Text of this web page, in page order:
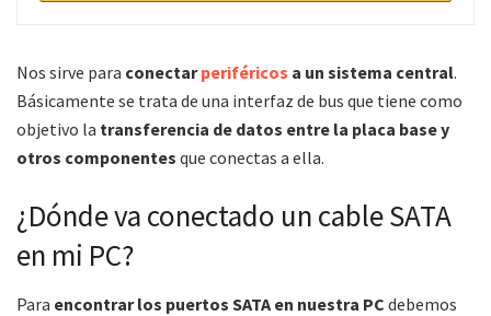
Nos sirve para conectarperiféricos a un sistema central.
Básicamente se trata de una interfaz de bus que tiene como
objetivo la transferencia de datos entre la placa base y
otros componentes que conectas a ella.
¿Dónde va conectado un cable SATA
en mi PC?
Para encontrar los puertos SATA en nuestra PC debemos